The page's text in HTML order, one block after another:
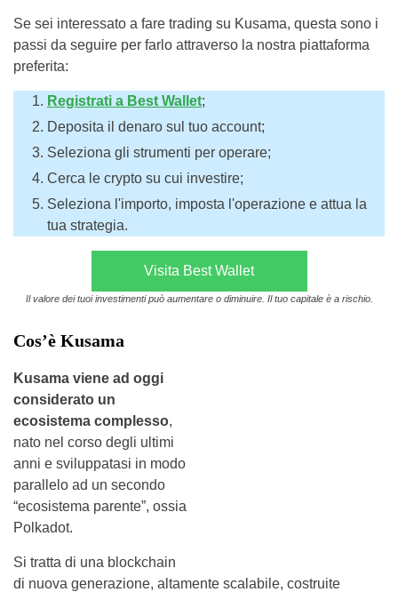
Se sei interessato a fare trading su Kusama, questa sono i
passi da seguire per farlo attraverso la nostra piattaforma
preferita:
Registrati a Best Wallet;
Deposita il denaro sul tuo account;
Seleziona gli strumenti per operare;
Cerca le crypto su cui investire;
Seleziona l'importo, imposta l'operazione e attua la
tua strategia.
Visita Best Wallet
Il valore dei tuoi investimenti può aumentare o diminuire. Il tuo capitale è a rischio.
Cos’è Kusama
Kusama viene ad oggi
considerato un
ecosistema complesso,
nato nel corso degli ultimi
anni e sviluppatasi in modo
parallelo ad un secondo
“ecosistema parente”, ossia
Polkadot.
Si tratta di una blockchain
di nuova generazione, altamente scalabile, costruite